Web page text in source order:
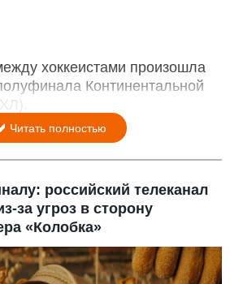
хоккеистами произошла
Континентальной
Читать полностью
российский телеканал
за угроз в сторону
«Колобка»